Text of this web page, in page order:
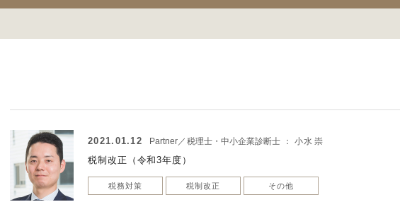
2021.01.12 Partner／税理士・中小企業診断士 ： 小水 崇
税制改正（令和3年度）
税務対策 税制改正 その他